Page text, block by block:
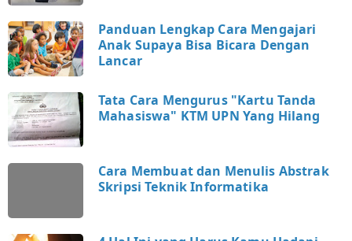
Panduan Lengkap Cara Mengajari
Anak Supaya Bisa Bicara Dengan
Lancar
Tata Cara Mengurus "Kartu Tanda
Mahasiswa" KTM UPN Yang Hilang
Cara Membuat dan Menulis Abstrak
Skripsi Teknik Informatika